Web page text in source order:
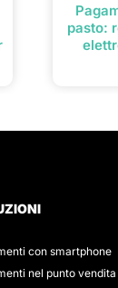
pasto:
con smartphone
nel punto vendita